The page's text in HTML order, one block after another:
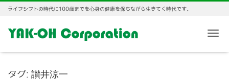
ライフシフトの時代に100歳までを心身の健康を保ちながら生きてく時代です。
タグ: 讃井涼一